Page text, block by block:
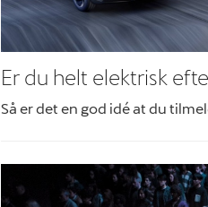
Er du helt elektrisk
Så er det en god idé at du